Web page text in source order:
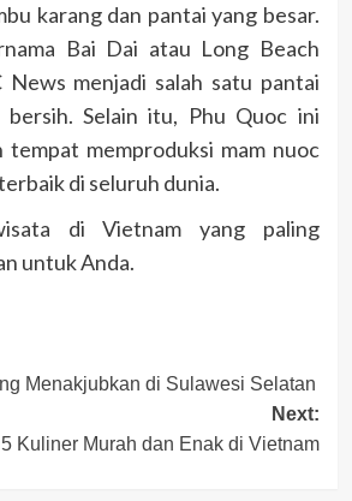
karang dan pantai yang besar.
Bai Dai atau Long Beach
News menjadi salah satu pantai
bersih. Selain itu, Phu Quoc ini
tempat memproduksi mam nuoc
di seluruh dunia.
di Vietnam yang paling
untuk Anda.
Menakjubkan di Sulawesi Selatan
Next:
5 Kuliner Murah dan Enak di Vietnam